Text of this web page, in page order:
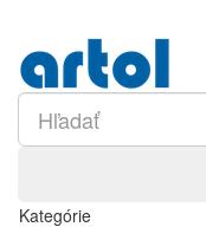
Kategórie